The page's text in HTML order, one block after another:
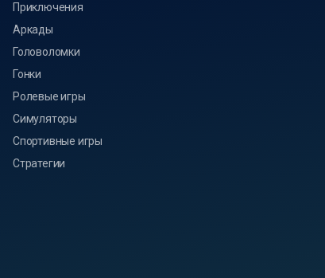
Приключения
Аркады
Головоломки
Гонки
Ролевые игры
Симуляторы
Спортивные игры
Стратегии